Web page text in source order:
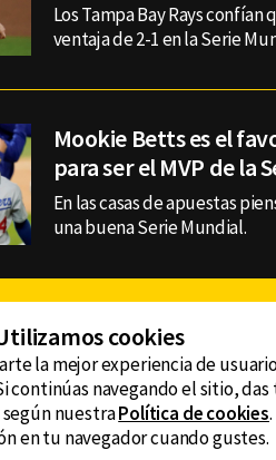
Los Tampa Bay Rays
ventaja de 2-1 en la Serie
Mookie Betts es el
para ser el MVP de la
En las casas de apuestas
una buena Serie Mundial.
CONTACTO
AVISO DE PRIVACIDAD
AVISO LEGAL
DEFENSORÍA DE LAS
cookies
la mejor experiencia de
continúas navegando el sitio,
nuestraPolítica de cookies
en tu navegador cuando gustes.